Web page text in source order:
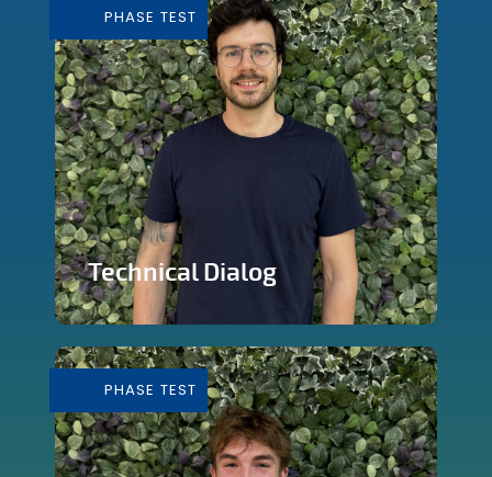
En savoir plus
PHASE TEST
Technical Dialog
artistique
En savoir plus
PHASE TEST